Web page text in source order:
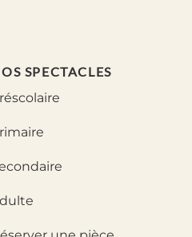
SPECTACLES